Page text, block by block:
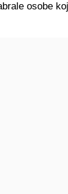
osobe